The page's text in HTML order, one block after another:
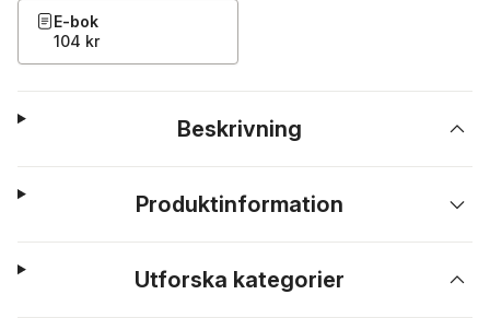
E-bok
104 kr
Beskrivning
Produktinformation
Utforska kategorier